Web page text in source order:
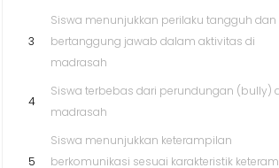
3
Siswa menunjukkan perilaku tangguh dan
bertanggung jawab dalam aktivitas di
madrasah
4
Siswa terbebas dari perundungan (bully)
madrasah
5
Siswa menunjukkan keterampilan
berkomunikasi sesuai karakteristik